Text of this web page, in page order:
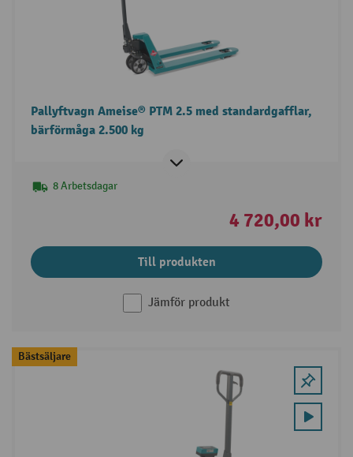
Pallyftvagn Ameise® PTM 2.5 med standardgafflar,
bärförmåga 2.500 kg
8 Arbetsdagar
4 720,00 kr
Till produkten
Jämför produkt
Bästsäljare